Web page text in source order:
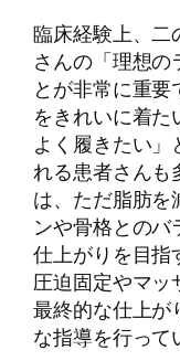
臨床経験上、二
さんの「理想の
とが非常に重
をきれいに着た
よく履きたい」
れる患者さんも
は、ただ脂肪を
ンや骨格との
仕上がりを目指
圧迫固定やマッ
最終的な仕上が
な指導を行って